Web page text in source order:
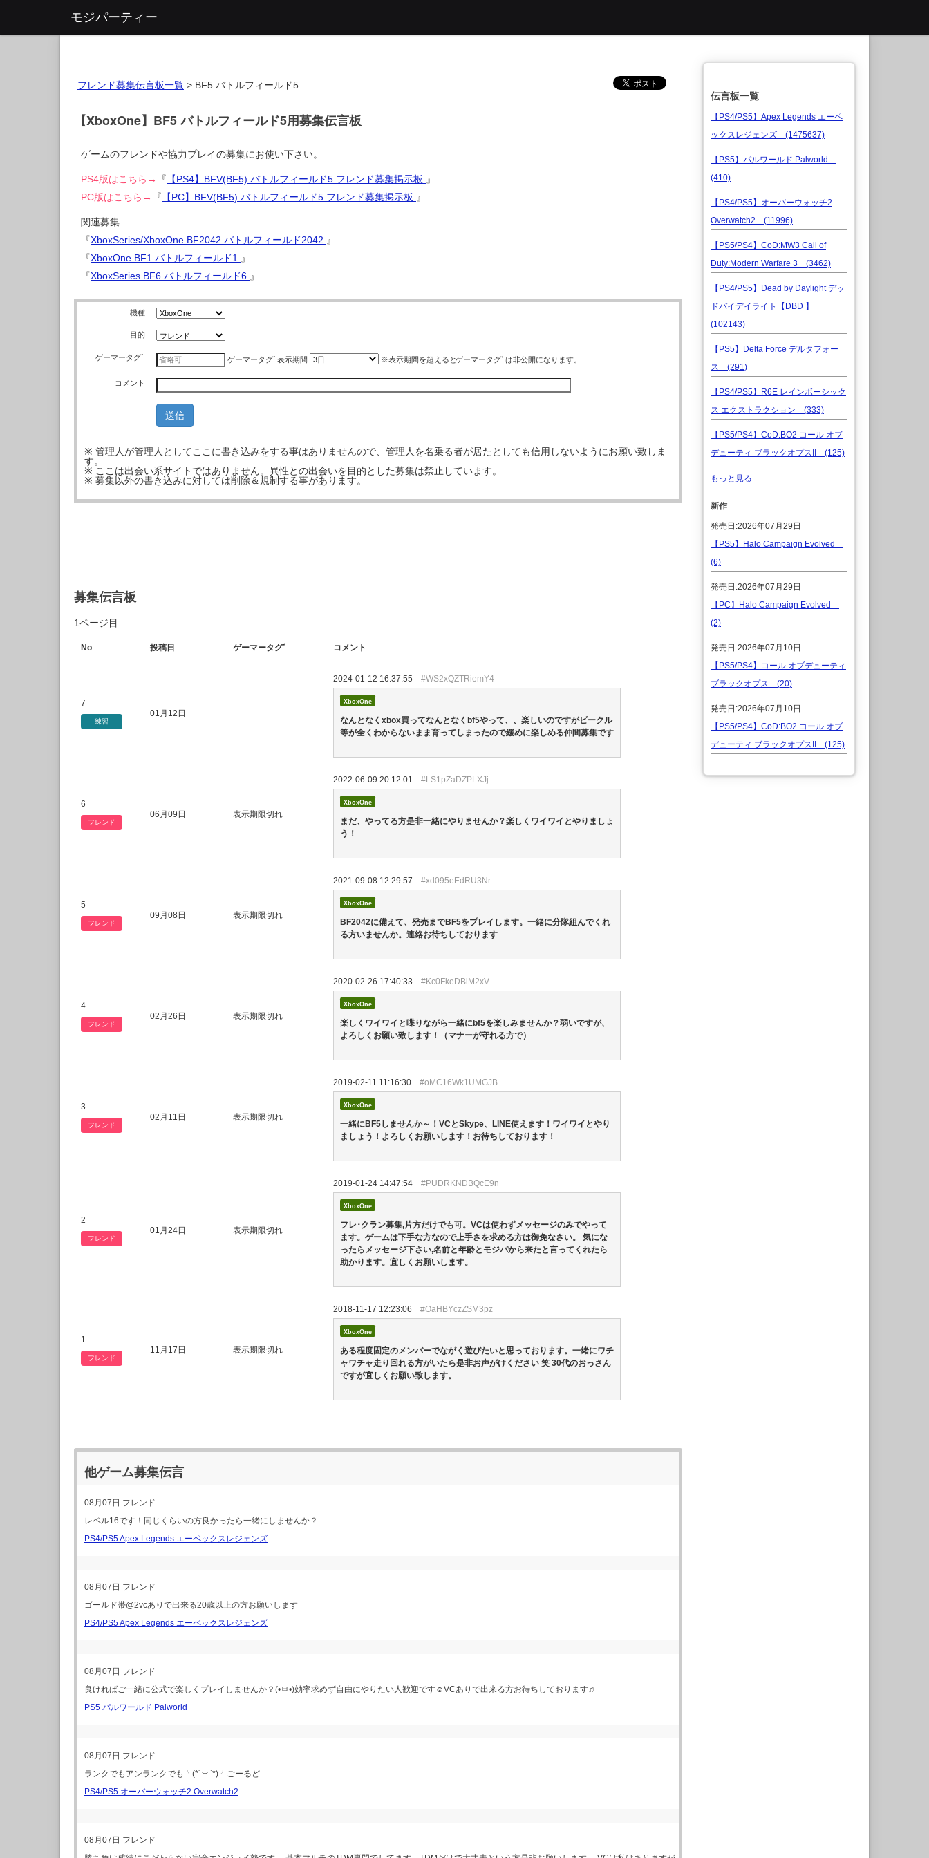
モジパーティー
フレンド募集伝言板一覧 > BF5 バトルフィールド5
【XboxOne】BF5 バトルフィールド5用募集伝言板
ゲームのフレンドや協力プレイの募集にお使い下さい。
PS4版はこちら→ 『 【PS4】BFV(BF5) バトルフィールド5 フレンド募集掲示板 』
PC版はこちら→
『 【PC】BFV(BF5) バトルフィールド5 フレンド募集掲示板 』
関連募集
『XboxSeries/XboxOne BF2042 バトルフィールド2042 』
『XboxOne BF1 バトルフィールド1
』
『XboxSeries BF6 バトルフィールド6 』
機種
目的
ゲーマータグﾞ ゲーマータグﾞ 表示期間 ※表示期間を超えるとゲーマータグﾞ は非公開になります。
コメント
※ 管理人が管理人としてここに書き込みをする事はありませんので、管理人を名乗る者が居たとしても信用しないようにお願い致しま
す。
※ ここは出会い系サイトではありません。異性との出会いを目的とした募集は禁止しています。
※ 募集以外の書き込みに対しては削除＆規制する事があります。
募集伝言板
1ページ目
No 投稿日 ゲーマータグﾞ コメント
7
練習
01月12日
2024-01-12 16:37:55 #WS2xQZTRiemY4
XboxOne
なんとなくxbox買ってなんとなくbf5やって、、楽しいのですがビークル
等が全くわからないまま育ってしまったので緩めに楽しめる仲間募集です
6
フレンド
06月09日 表示期限切れ
2022-06-09 20:12:01 #LS1pZaDZPLXJj
XboxOne
まだ、やってる方是非一緒にやりませんか？楽しくワイワイとやりましょ
う！
5
フレンド
09月08日 表示期限切れ
2021-09-08 12:29:57 #xd095eEdRU3Nr
XboxOne
BF2042に備えて、発売までBF5をプレイします。一緒に分隊組んでくれ
る方いませんか。連絡お待ちしております
4
フレンド
02月26日 表示期限切れ
2020-02-26 17:40:33 #Kc0FkeDBlM2xV
XboxOne
楽しくワイワイと喋りながら一緒にbf5を楽しみませんか？弱いですが、
よろしくお願い致します！（マナーが守れる方で）
3
フレンド
02月11日 表示期限切れ
2019-02-11 11:16:30 #oMC16Wk1UMGJB
XboxOne
一緒にBF5しませんか～！VCとSkype、LINE使えます！ワイワイとやり
ましょう！よろしくお願いします！お待ちしております！
2
フレンド
01月24日 表示期限切れ
2019-01-24 14:47:54 #PUDRKNDBQcE9n
XboxOne
フレ･クラン募集,片方だけでも可。VCは使わずメッセージのみでやって
ます。ゲームは下手な方なので上手さを求める方は御免なさい。 気にな
ったらメッセージ下さい,名前と年齢とモジパから来たと言ってくれたら
助かります。宜しくお願いします。
1
フレンド
11月17日 表示期限切れ
2018-11-17 12:23:06 #OaHBYczZSM3pz
XboxOne
ある程度固定のメンバーでながく遊びたいと思っております。一緒にワチ
ャワチャ走り回れる方がいたら是非お声がけください 笑 30代のおっさん
ですが宜しくお願い致します。
他ゲーム募集伝言
08月07日 フレンド
レベル16です！同じくらいの方良かったら一緒にしませんか？
PS4/PS5 Apex Legends エーペックスレジェンズ
08月07日 フレンド
ゴールド帯@2vcありで出来る20歳以上の方お願いします
PS4/PS5 Apex Legends エーペックスレジェンズ
08月07日 フレンド
良ければご一緒に公式で楽しくプレイしませんか？(•ㅂ•)効率求めず自由にやりたい人歓迎です☺️VCありで出来る方お待ちしております♫
PS5 パルワールド Palworld
08月07日 フレンド
ランクでもアンランクでも╰(*´︶`*)╯ごーるど
PS4/PS5 オーバーウォッチ2 Overwatch2
08月07日 フレンド
伝言板一覧
【PS4/PS5】Apex Legends エーペ
ックスレジェンズ (1475637)
【PS5】パルワールド Palworld
(410)
【PS4/PS5】オーバーウォッチ2
Overwatch2 (11996)
【PS5/PS4】CoD:MW3 Call of
Duty:Modern Warfare 3 (3462)
【PS4/PS5】Dead by Daylight デッ
ドバイデイライト【DBD 】
(102143)
【PS5】Delta Force デルタフォー
ス (291)
【PS4/PS5】R6E レインボーシック
ス エクストラクション (333)
【PS5/PS4】CoD:BO2 コール オブ
デューティ ブラックオプスII (125)
もっと見る
新作
発売日:2026年07月29日
【PS5】Halo Campaign Evolved
(6)
発売日:2026年07月29日
【PC】Halo Campaign Evolved
(2)
発売日:2026年07月10日
【PS5/PS4】コール オブデューティ
ブラックオプス (20)
発売日:2026年07月10日
【PS5/PS4】CoD:BO2 コール オブ
デューティ ブラックオプスII (125)